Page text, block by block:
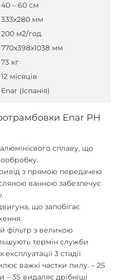
40 – 60 см
333х280 мм
200 м2/год.
770х398х1038 мм
73 кг
12 місяців
Enar (Іспанія)
Enar PH
сплаву, що
з прямою передачею
ванною забезпечує
що запобігає
фільтр з великою
термін служби
3 стадії
важкі частки пилу. – 2S
– 3S видаляє дрібніші